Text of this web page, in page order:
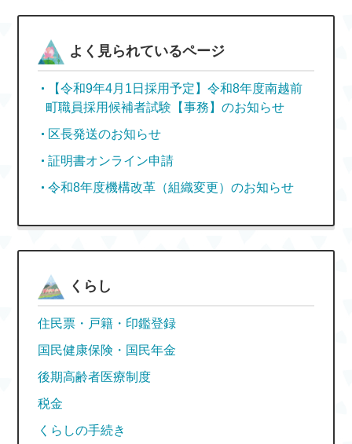
よく見られているページ
【令和9年4月1日採用予定】令和8年度南越前
町職員採用候補者試験【事務】のお知らせ
区長発送のお知らせ
証明書オンライン申請
令和8年度機構改革（組織変更）のお知らせ
くらし
住民票・戸籍・印鑑登録
国民健康保険・国民年金
後期高齢者医療制度
税金
くらしの手続き